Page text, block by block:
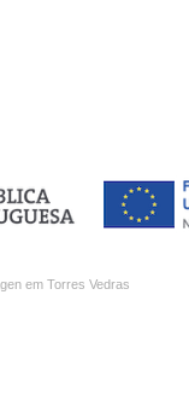
em Torres Vedras